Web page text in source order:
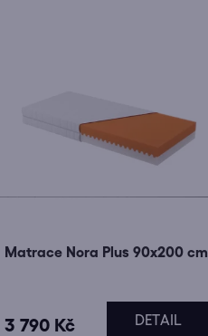
Matrace Nora Plus 90x200 cm
3 790 Kč DETAIL